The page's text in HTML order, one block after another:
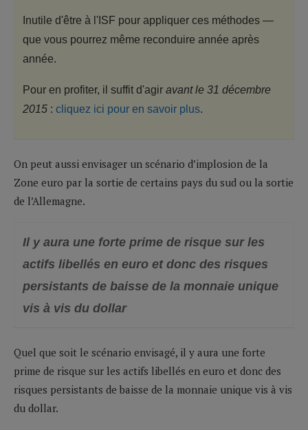
Inutile d'être à l'ISF pour appliquer ces méthodes —
que vous pourrez même reconduire année après
année.
Pour en profiter, il suffit d'agir avant le 31 décembre
2015 : cliquez ici pour en savoir plus.
On peut aussi envisager un scénario d’implosion de la
Zone euro par la sortie de certains pays du sud ou la sortie
de l’Allemagne.
Il y aura une forte prime de risque sur les
actifs libellés en euro et donc des risques
persistants de baisse de la monnaie unique
vis à vis du dollar
Quel que soit le scénario envisagé, il y aura une forte
prime de risque sur les actifs libellés en euro et donc des
risques persistants de baisse de la monnaie unique vis à vis
du dollar.